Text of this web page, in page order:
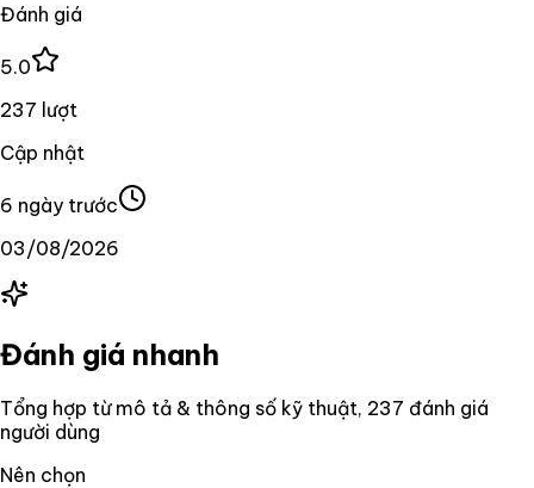
Đánh giá
5.0
237 lượt
Cập nhật
6 ngày trước
03/08/2026
Đánh giá nhanh
Tổng hợp từ mô tả & thông số kỹ thuật, 237 đánh giá
người dùng
Nên chọn